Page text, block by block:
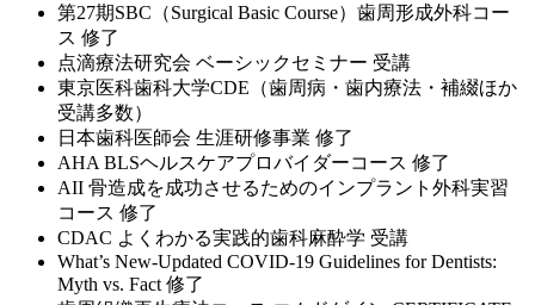
第27期SBC（Surgical Basic Course）歯周形成外科コー
ス 修了
点滴療法研究会 ベーシックセミナー 受講
東京医科歯科大学CDE（歯周病・歯内療法・補綴ほか
受講多数）
日本歯科医師会 生涯研修事業 修了
AHA BLSヘルスケアプロバイダーコース 修了
AII 骨造成を成功させるためのインプラント外科実習
コース 修了
CDAC よくわかる実践的歯科麻酔学 受講
What’s New-Updated COVID-19 Guidelines for Dentists:
Myth vs. Fact 修了